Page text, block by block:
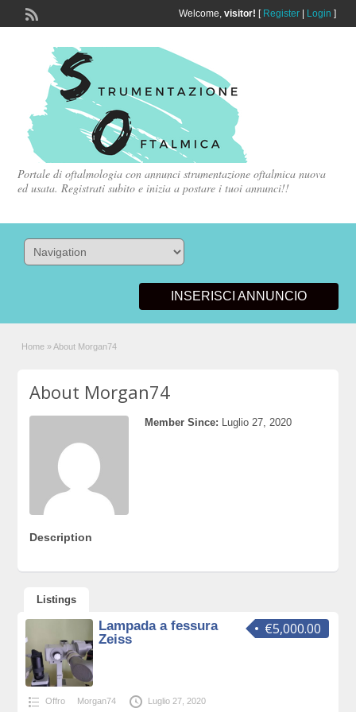
Welcome, visitor! [ Register| Login ]
Portale di oftalmologia con annunci strumentazione oftalmica nuova
ed usata. Registrati subito e inizia a postare i tuoi annunci!!
INSERISCI ANNUNCIO
Home » About Morgan74
About Morgan74
Member Since: Luglio 27, 2020
Description
Listings
€5,000.00
Lampada a fessura
Zeiss
Offro Morgan74 Luglio 27, 2020